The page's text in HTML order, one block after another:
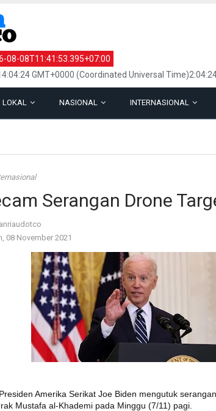
08-08T11:41:53.395+07:00
GMT+0000 (Coordinated Universal
LOKAL NASIONAL INTERNASIONAL
Serangan Drone
08 November 2021
Amerika Serikat Joe Biden mengutuk
Mustafa al-Khademi pada Minggu (7/11) pagi.